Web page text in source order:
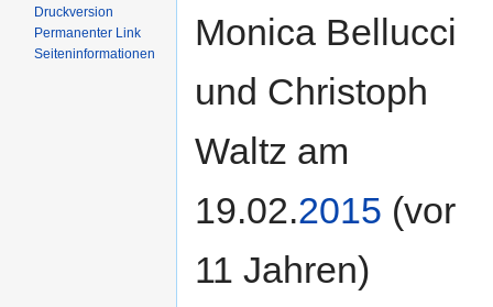
Monica Bellucci
und Christoph
Waltz am
19.02.2015 (vor
11 Jahren)
Druckversion
Permanenter Link
Seiteninformationen